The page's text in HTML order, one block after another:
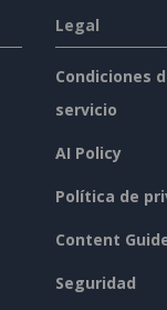
Legal
Condiciones
servicio
AI Policy
Política de
Content
Seguridad